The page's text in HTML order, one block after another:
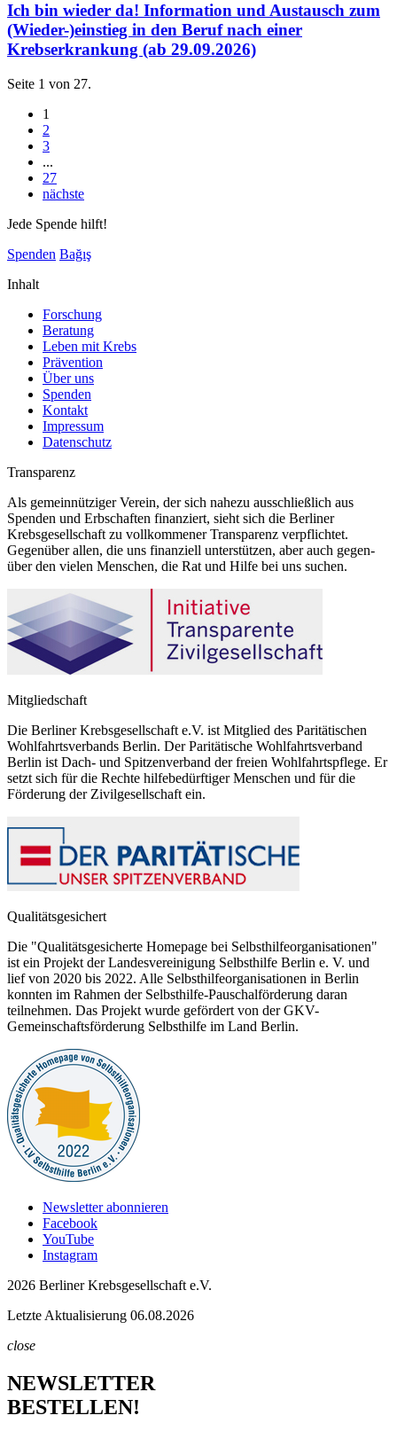
Ich bin wieder da! Information und Austausch zum
(Wieder-)einstieg in den Beruf nach einer
Krebserkrankung (ab 29.09.2026)
Seite 1 von 27.
1
2
3
...
27
nächste
Jede Spende hilft!
Spenden Bağış
Inhalt
Forschung
Beratung
Leben mit Krebs
Prävention
Über uns
Spenden
Kontakt
Impressum
Datenschutz
Transparenz
Als gemeinnütziger Verein, der sich nahezu ausschließlich aus
Spenden und Erbschaften finanziert, sieht sich die Berliner
Krebsgesellschaft zu vollkommener Transparenz verpflichtet.
Gegenüber allen, die uns finanziell unterstützen, aber auch gegen-
über den vielen Menschen, die Rat und Hilfe bei uns suchen.
Mitgliedschaft
Die Berliner Krebsgesellschaft e.V. ist Mitglied des Paritätischen
Wohlfahrtsverbands Berlin. Der Paritätische Wohlfahrtsverband
Berlin ist Dach- und Spitzenverband der freien Wohlfahrtspflege. Er
setzt sich für die Rechte hilfebedürftiger Menschen und für die
Förderung der Zivilgesellschaft ein.
Qualitätsgesichert
Die "Qualitätsgesicherte Homepage bei Selbsthilfeorganisationen"
ist ein Projekt der Landesvereinigung Selbsthilfe Berlin e. V. und
lief von 2020 bis 2022. Alle Selbsthilfeorganisationen in Berlin
konnten im Rahmen der Selbsthilfe-Pauschalförderung daran
teilnehmen. Das Projekt wurde gefördert von der GKV-
Gemeinschaftsförderung Selbsthilfe im Land Berlin.
Newsletter abonnieren
Facebook
YouTube
Instagram
2026 Berliner Krebsgesellschaft e.V.
Letzte Aktualisierung 06.08.2026
close
NEWSLETTER
BESTELLEN!